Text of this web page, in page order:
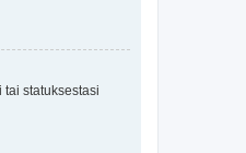
statuksestasi